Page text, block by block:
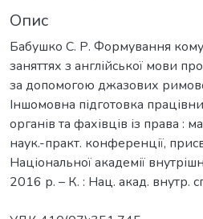
Опис
Бабушко С. Р. Формування
заняттях з англійської мови
за допомогою джазових
Іншомовна підготовка
органів та фахівців із права :
наук.-практ. конференції,
Національної академії
2016 р. – К. : Нац. акад. внутр.